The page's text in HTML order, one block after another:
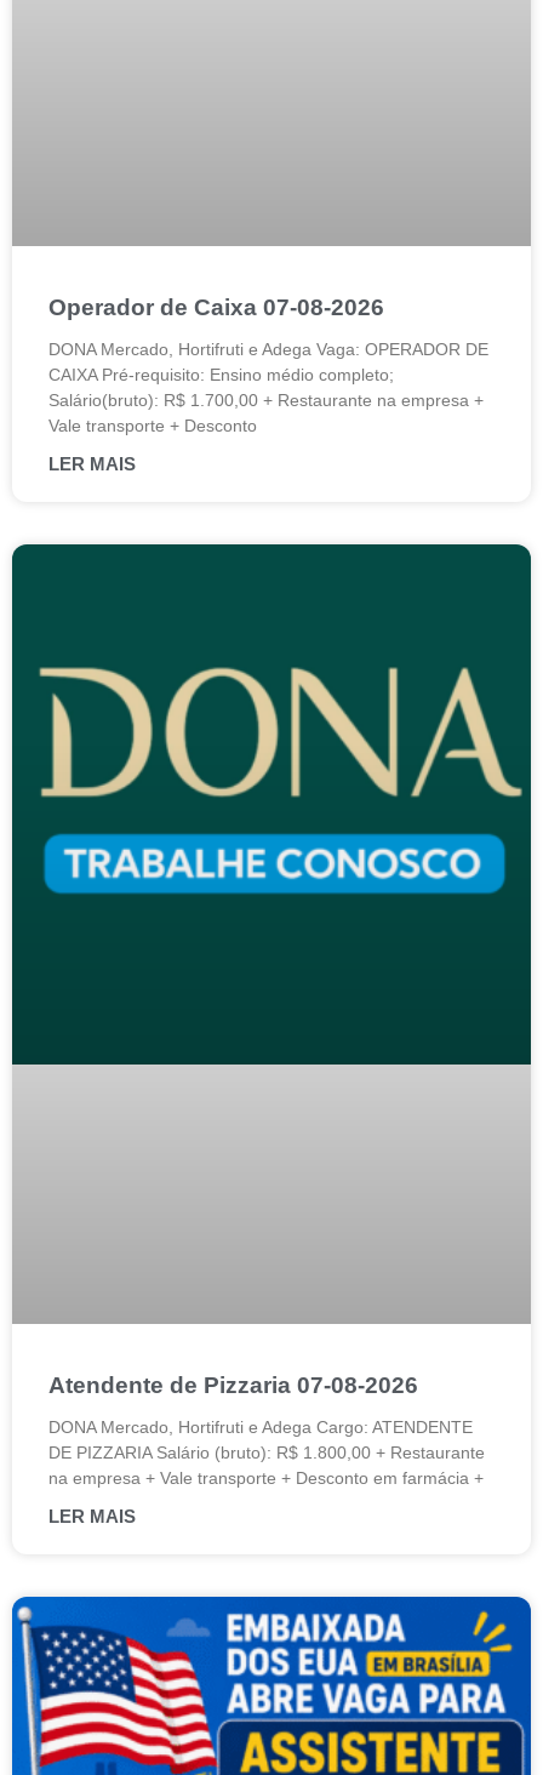
Operador de Caixa 07-08-2026
DONA Mercado, Hortifruti e Adega Vaga: OPERADOR DE
CAIXA Pré-requisito: Ensino médio completo;
Salário(bruto): R$ 1.700,00 + Restaurante na empresa +
Vale transporte + Desconto
LER MAIS
Atendente de Pizzaria 07-08-2026
DONA Mercado, Hortifruti e Adega Cargo: ATENDENTE
DE PIZZARIA Salário (bruto): R$ 1.800,00 + Restaurante
na empresa + Vale transporte + Desconto em farmácia +
LER MAIS